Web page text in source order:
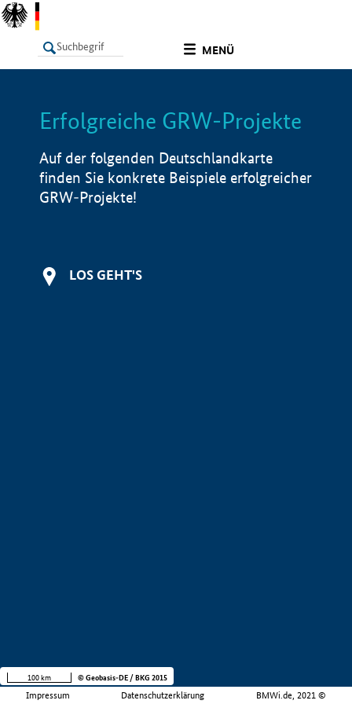
MENÜ
LISTE Info
Erfolgreiche GRW-Projekte
Auf der folgenden Deutschlandkarte
finden Sie konkrete Beispiele erfolgreicher
GRW-Projekte!
LOS GEHT'S
Impressum Datenschutzerklärung BMWi.de, 2021 ©
100 km © Geobasis-DE / BKG 2015